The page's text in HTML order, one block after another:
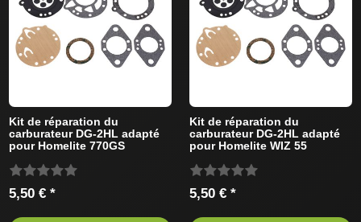
Kit de réparation du
carburateur DG-2HL adapté
pour Homelite 770GS
5,50 € *
Kit de réparation du
carburateur DG-2HL adapté
pour Homelite WIZ 55
5,50 € *